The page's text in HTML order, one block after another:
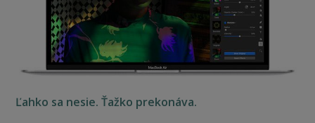
Ľahko sa nesie. Ťažko prekonáva.